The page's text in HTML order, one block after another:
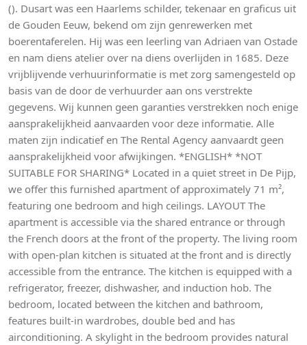
(). Dusart was een Haarlems schilder, tekenaar en graficus uit
de Gouden Eeuw, bekend om zijn genrewerken met
boerentaferelen. Hij was een leerling van Adriaen van Ostade
en nam diens atelier over na diens overlijden in 1685. Deze
vrijblijvende verhuurinformatie is met zorg samengesteld op
basis van de door de verhuurder aan ons verstrekte
gegevens. Wij kunnen geen garanties verstrekken noch enige
aansprakelijkheid aanvaarden voor deze informatie. Alle
maten zijn indicatief en The Rental Agency aanvaardt geen
aansprakelijkheid voor afwijkingen. *ENGLISH* *NOT
SUITABLE FOR SHARING* Located in a quiet street in De Pijp,
we offer this furnished apartment of approximately 71 m²,
featuring one bedroom and high ceilings. LAYOUT The
apartment is accessible via the shared entrance or through
the French doors at the front of the property. The living room
with open-plan kitchen is situated at the front and is directly
accessible from the entrance. The kitchen is equipped with a
refrigerator, freezer, dishwasher, and induction hob. The
bedroom, located between the kitchen and bathroom,
features built-in wardrobes, double bed and has
airconditioning. A skylight in the bedroom provides natural